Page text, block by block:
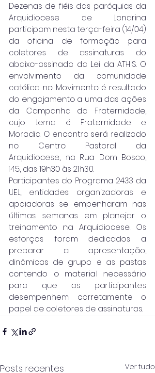
Dezenas de fiéis das paróquias da
Arquidiocese de Londrina
participam nesta terça-feira (14/04)
da oficina de formação para
coletores de assinaturas do
abaixo-assinado da Lei da ATHIS. O
envolvimento da comunidade
católica no Movimento é resultado
do engajamento a uma das ações
da Campanha da Fraternidade,
cujo tema é Fraternidade e
Moradia. O encontro será realizado
no Centro Pastoral da
Arquidiocese, na Rua Dom Bosco,
145, das 19h30 às 21h30.
Participantes do Programa 2433 da
UEL, entidades organizadoras e
apoiadoras se empenharam nas
últimas semanas em planejar o
treinamento na Arquidiocese. Os
esforços foram dedicados a
preparar a apresentação,
dinâmicas de grupo e as pastas
contendo o material necessário
para que os participantes
desempenhem corretamente o
papel de coletores de assinaturas.
Posts recentes Ver tudo